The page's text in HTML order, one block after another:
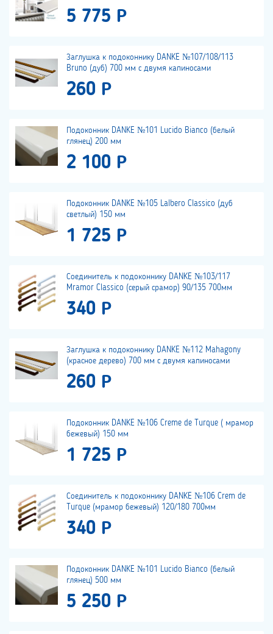
5 775 Р
Заглушка к подоконнику DANKE №107/108/113
Bruno (дуб) 700 мм с двумя капиносами
260 Р
Подоконник DANKE №101 Lucido Bianco (белый
глянец) 200 мм
2 100 Р
Подоконник DANKE №105 Lalbero Classico (дуб
светлый) 150 мм
1 725 Р
Соединитель к подоконнику DANKE №103/117
Mramor Classico (серый срамор) 90/135 700мм
340 Р
Заглушка к подоконнику DANKE №112 Mahagony
(красное дерево) 700 мм с двумя капиносами
260 Р
Подоконник DANKE №106 Creme de Turque ( мрамор
бежевый) 150 мм
1 725 Р
Соединитель к подоконнику DANKE №106 Crem de
Turque (мрамор бежевый) 120/180 700мм
340 Р
Подоконник DANKE №101 Lucido Bianco (белый
глянец) 500 мм
5 250 Р